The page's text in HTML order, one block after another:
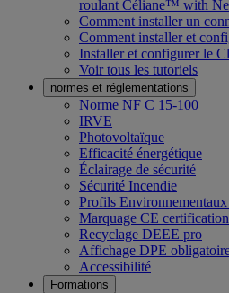
roulant Céliane™ with
Comment installer un
Comment installer et
Installer et configurer le
Voir tous les tutoriels
normes et réglementations
Norme NF C 15-100
IRVE
Photovoltaïque
Efficacité énergétique
Éclairage de sécurité
Sécurité Incendie
Profils
Marquage CE
Recyclage DEEE pro
Affichage DPE
Accessibilité
Formations